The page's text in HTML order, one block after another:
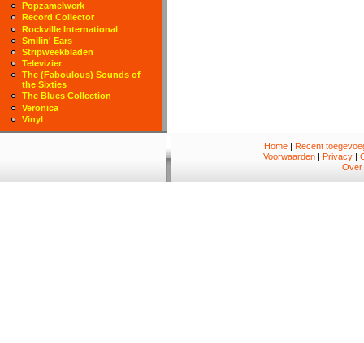
Popzamelwerk
Record Collector
Rockville International
Smilin' Ears
Stripweekbladen
Televizier
The (Faboulous) Sounds of
the Sixties
The Blues Collection
Veronica
Vinyl
Home| Recent
Voorwaarden | Privacy |
Over